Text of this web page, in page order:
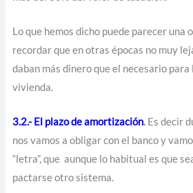
Lo que hemos dicho puede parecer una
recordar que en otras épocas no muy
daban más dinero que el necesario para
vivienda.
3.2.- El plazo de amortización. Es decir
nos vamos a obligar con el banco y
“letra”, que aunque lo habitual es que
pactarse otro sistema.